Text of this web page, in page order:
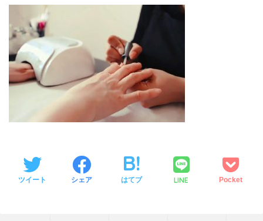
ツイート シェア はてブ LINE Pocket